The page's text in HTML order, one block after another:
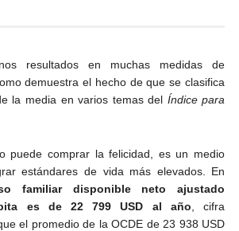
resultados en muchas medidas de
demuestra el hecho de que se clasifica
la media en varios temas del Índice para
puede comprar la felicidad, es un medio
estándares de vida más elevados. En
familiar disponible neto ajustado
es de22 799 USD al año , cifra
el promedio de la OCDE de 23 938 USD